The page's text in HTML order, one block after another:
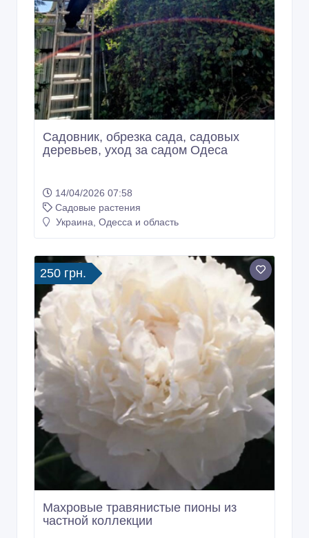
Садовник, обрезка сада, садовых
деревьев, уход за садом Одеса
14/04/2026 07:58
Садовые растения
Украина, Одесса и область
250 грн.